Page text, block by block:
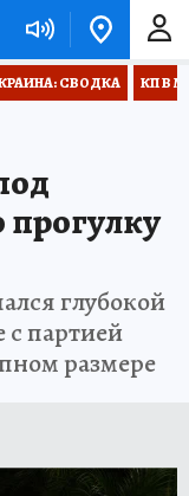
СВОДКА КП В
прогулку
глубокой
с партией
размере